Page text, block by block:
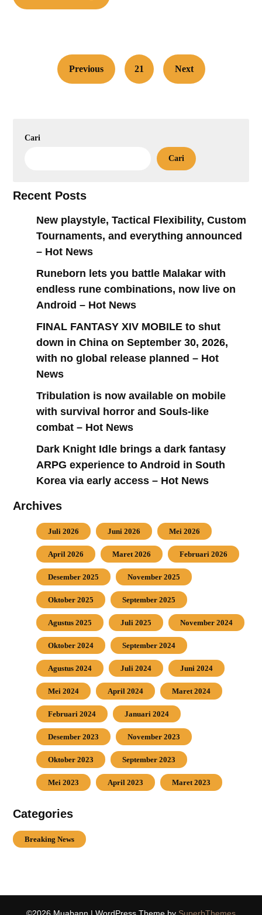
Previous 21 Next
Cari
Cari
Recent Posts
New playstyle, Tactical Flexibility, Custom
Tournaments, and everything announced
– Hot News
Runeborn lets you battle Malakar with
endless rune combinations, now live on
Android – Hot News
FINAL FANTASY XIV MOBILE to shut
down in China on September 30, 2026,
with no global release planned – Hot
News
Tribulation is now available on mobile
with survival horror and Souls-like
combat – Hot News
Dark Knight Idle brings a dark fantasy
ARPG experience to Android in South
Korea via early access – Hot News
Archives
Juli 2026 Juni 2026 Mei 2026
April 2026 Maret 2026 Februari 2026
Desember 2025 November 2025
Oktober 2025 September 2025
Agustus 2025 Juli 2025 November 2024
Oktober 2024 September 2024
Agustus 2024 Juli 2024 Juni 2024
Mei 2024 April 2024 Maret 2024
Februari 2024 Januari 2024
Desember 2023 November 2023
Oktober 2023 September 2023
Mei 2023 April 2023 Maret 2023
Categories
Breaking News